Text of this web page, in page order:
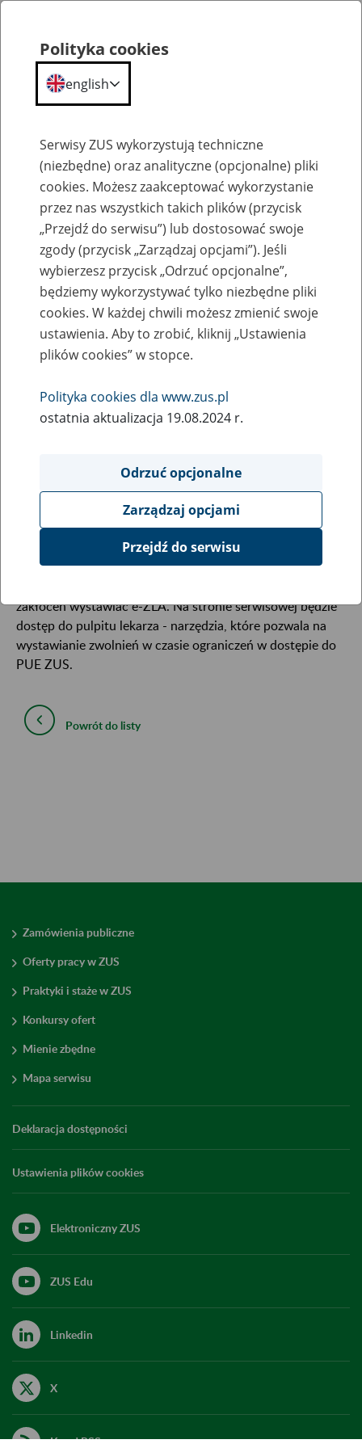
Komunikaty
Ograniczenie w dostępie do portalu PUE
ZUS w nocy 16 kwietnia 2021 r.
15
April
2021
serwisowych 16 kwietnia 2021 r. od godziny 21:00 do
godziny 00:00 dnia następnego mogą wystąpić
ograniczenia w dostępie do portalu Platformy Usług
Elektronicznych i poszczególnych jego funkcji.
zakłóceń wystawiać e-ZLA. Na stronie serwisowej będzie
dostęp do pulpitu lekarza - narzędzia, które pozwala na
wystawianie zwolnień w czasie ograniczeń w dostępie do
PUE ZUS.
Powrót do listy
Zamówienia publiczne
Oferty pracy w ZUS
Praktyki i staże w ZUS
Konkursy ofert
Mienie zbędne
Mapa serwisu
Deklaracja dostępności
Ustawienia plików cookies
Elektroniczny ZUS
ZUS Edu
Linkedin
X
Kanał RSS
Polityka cookies
english
Serwisy ZUS wykorzystują techniczne
(niezbędne) oraz analityczne (opcjonalne) pliki
cookies. Możesz zaakceptować wykorzystanie
przez nas wszystkich takich plików (przycisk
„Przejdź do serwisu”) lub dostosować swoje
zgody (przycisk „Zarządzaj opcjami”). Jeśli
wybierzesz przycisk „Odrzuć opcjonalne”,
będziemy wykorzystywać tylko niezbędne pliki
cookies. W każdej chwili możesz zmienić swoje
ustawienia. Aby to zrobić, kliknij „Ustawienia
plików cookies” w stopce.
Polityka cookies dla www.zus.pl
ostatnia aktualizacja 19.08.2024 r.
Odrzuć opcjonalne
Zarządzaj opcjami
Przejdź do serwisu